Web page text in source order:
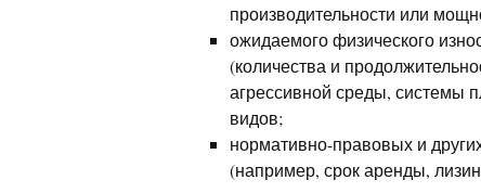
производительности или
ожидаемого физического
(количества и
агрессивной среды, системы
видов;
нормативно-правовых и
(например, срок аренды,